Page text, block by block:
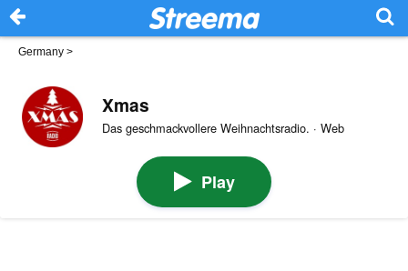
Germany >
Xmas
Das geschmackvollere Weihnachtsradio. · Web
Play